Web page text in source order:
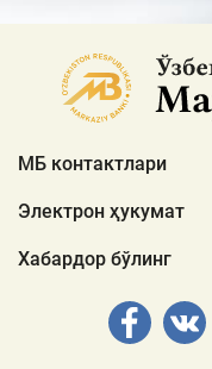
МБ контактлари
Электрон ҳукумат
Хабардор бўлинг